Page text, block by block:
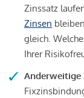
Zinssatz
Zinsen
gleich.
Ihrer
Anderweitige